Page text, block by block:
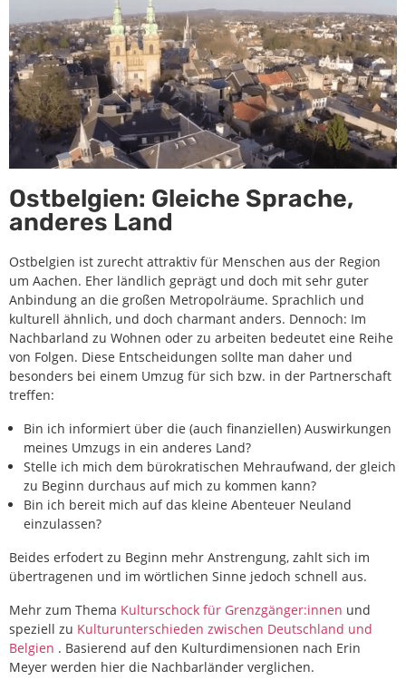
Ostbelgien: Gleiche Sprache,
anderes Land
Ostbelgien ist zurecht attraktiv für Menschen aus der Region
um Aachen. Eher ländlich geprägt und doch mit sehr guter
Anbindung an die großen Metropolräume. Sprachlich und
kulturell ähnlich, und doch charmant anders. Dennoch: Im
Nachbarland zu Wohnen oder zu arbeiten bedeutet eine Reihe
von Folgen. Diese Entscheidungen sollte man daher und
besonders bei einem Umzug für sich bzw. in der Partnerschaft
treffen:
Bin ich informiert über die (auch finanziellen) Auswirkungen
meines Umzugs in ein anderes Land?
Stelle ich mich dem bürokratischen Mehraufwand, der gleich
zu Beginn durchaus auf mich zu kommen kann?
Bin ich bereit mich auf das kleine Abenteuer Neuland
einzulassen?
Beides erfodert zu Beginn mehr Anstrengung, zahlt sich im
übertragenen und im wörtlichen Sinne jedoch schnell aus.
Mehr zum Thema Kulturschock für Grenzgänger:innen und
speziell zu Kulturunterschieden zwischen Deutschland und
Belgien . Basierend auf den Kulturdimensionen nach Erin
Meyer werden hier die Nachbarländer verglichen.